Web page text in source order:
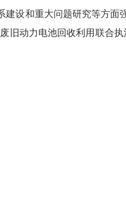
设和重大问题研究等方面
旧动力电池回收利用联合